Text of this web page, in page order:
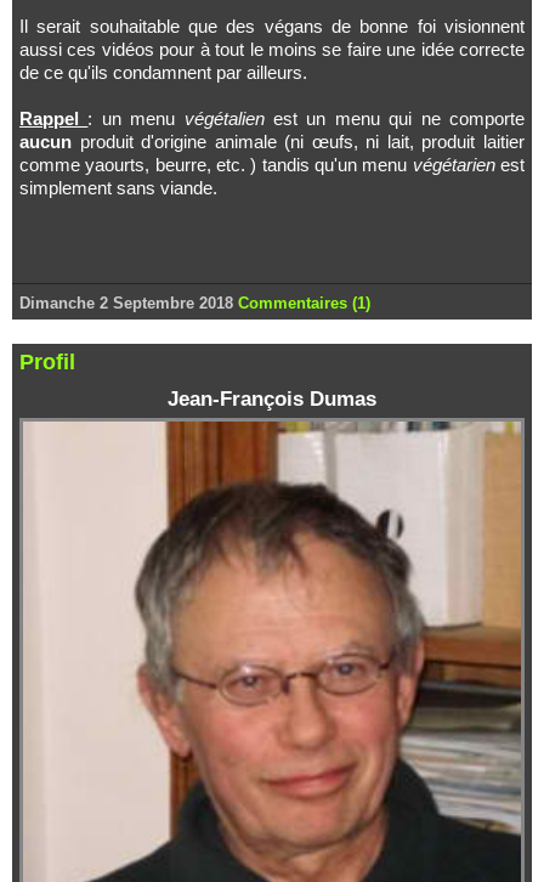
Il serait souhaitable que des végans de bonne foi visionnent
aussi ces vidéos pour à tout le moins se faire une idée correcte
de ce qu'ils condamnent par ailleurs.
Rappel : un menu végétalienest un menu qui ne comporte
aucun produit d'origine animale (ni œufs, ni lait, produit laitier
comme yaourts, beurre, etc. ) tandis qu'un menu végétarienest
simplement sans viande.
Dimanche 2 Septembre 2018 Commentaires (1)
Profil
Jean-François Dumas